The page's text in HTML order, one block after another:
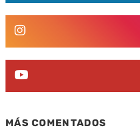
MÁS COMENTADOS